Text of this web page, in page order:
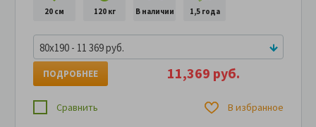
20 см 120 кг В наличии 1,5 года
80x190 - 11 369 руб.
11,369 руб.
ПОДРОБНЕЕ
Сравнить В избранное